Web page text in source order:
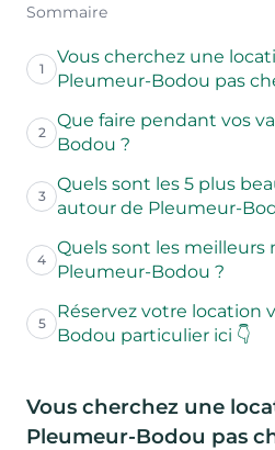
Sommaire
1
Vous cherchez une
Pleumeur-Bodou pas
2
Que faire pendant vos
Bodou ?
3
Quels sont les 5 plus
autour de Pleumeur-
4
Quels sont les meilleurs
Pleumeur-Bodou ?
5
Réservez votre location
Bodou particulier ici 👇
Vous cherchez une
Pleumeur-Bodou pas